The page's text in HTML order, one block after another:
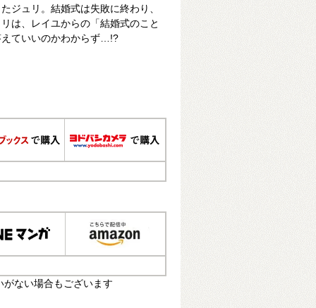
ジュリ。結婚式は失敗に終わり、
は、レイユからの「結婚式のこと
ていいのかわからず…!?
ない場合もございます